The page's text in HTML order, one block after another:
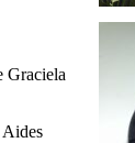
Graciela
Aides